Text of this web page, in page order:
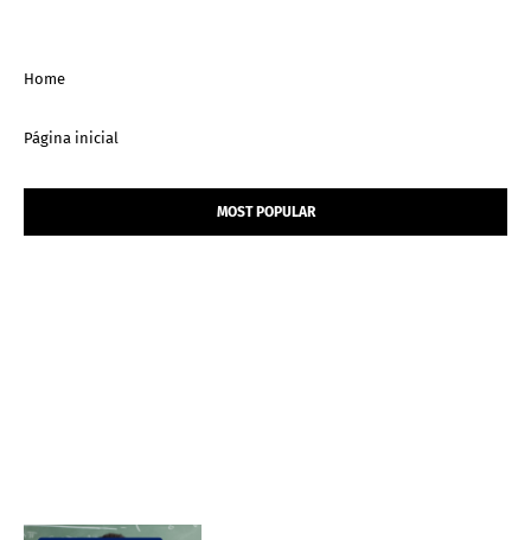
Home
Página inicial
MOST POPULAR